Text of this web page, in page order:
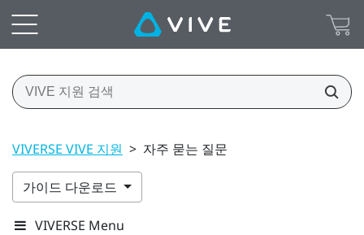
VIVERSE VIVE 지원 > 자주 묻는 질문
가이드 다운로드
VIVERSE Menu